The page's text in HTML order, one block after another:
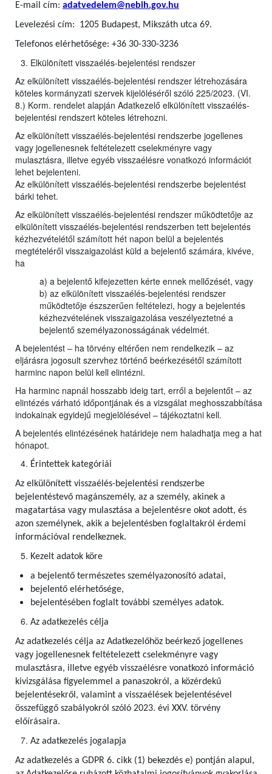
E-mail cím: adatvedelem@nebih.gov.hu
Levelezési cím: 1205 Budapest, Mikszáth utca 69.
Telefonos elérhetősége: +36 30-330-3236
Elkülönített visszaélés-bejelentési rendszer
Az elkülönített visszaélés-bejelentési rendszer létrehozására
köteles kormányzati szervek kijelöléséről szóló 225/2023. (VI.
8.) Korm. rendelet alapján Adatkezelő elkülönített visszaélés-
bejelentési rendszert köteles létrehozni.
Az elkülönített visszaélés-bejelentési rendszerbe jogellenes
vagy jogellenesnek feltételezett cselekményre vagy
mulasztásra, illetve egyéb visszaélésre vonatkozó információt
lehet bejelenteni.
Az elkülönített visszaélés-bejelentési rendszerbe bejelentést
bárki tehet.
Az elkülönített visszaélés-bejelentési rendszer működtetője az
elkülönített visszaélés-bejelentési rendszerben tett bejelentés
kézhezvételétől számított hét napon belül a bejelentés
megtételéről visszaigazolást küld a bejelentő számára, kivéve,
ha
a) a bejelentő kifejezetten kérte ennek mellőzését, vagy
b) az elkülönített visszaélés-bejelentési rendszer
működtetője észszerűen feltételezi, hogy a bejelentés
kézhezvételének visszaigazolása veszélyeztetné a
bejelentő személyazonosságának védelmét.
A bejelentést – ha törvény eltérően nem rendelkezik – az
eljárásra jogosult szervhez történő beérkezésétől számított
harminc napon belül kell elintézni.
Ha harminc napnál hosszabb ideig tart, erről a bejelentőt – az
elintézés várható időpontjának és a vizsgálat meghosszabbítása
indokainak egyidejű megjelölésével – tájékoztatni kell.
A bejelentés elintézésének határideje nem haladhatja meg a hat
hónapot.
Érintettek kategóriái
Az elkülönített visszaélés-bejelentési rendszerbe
bejelentéstevő magánszemély, az a személy, akinek a
magatartása vagy mulasztása a bejelentésre okot adott, és
azon személynek, akik a bejelentésben foglaltakról érdemi
információval rendelkeznek.
Kezelt adatok köre
a bejelentő természetes személyazonosító adatai,
bejelentő elérhetősége,
bejelentésében foglalt további személyes adatok.
Az adatkezelés célja
Az adatkezelés célja az Adatkezelőhöz beérkező jogellenes
vagy jogellenesnek feltételezett cselekményre vagy
mulasztásra, illetve egyéb visszaélésre vonatkozó információ
kivizsgálása figyelemmel a panaszokról, a közérdekű
bejelentésekről, valamint a visszaélések bejelentésével
összefüggő szabályokról szóló 2023. évi XXV. törvény
előírásaira.
Az adatkezelés jogalapja
Az adatkezelés a GDPR 6. cikk (1) bekezdés e) pontján alapul,